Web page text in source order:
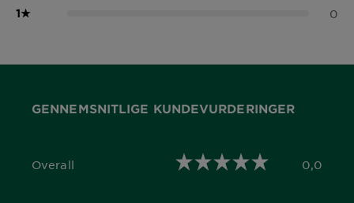
1★ 0
GENNEMSNITLIGE KUNDEVURDERINGER
Overall
0,0 out of 5 stars 0,0